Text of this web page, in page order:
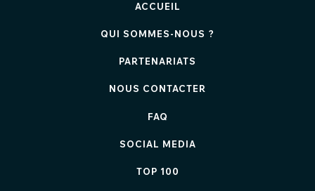
ACCUEIL
QUI SOMMES-NOUS ?
PARTENARIATS
NOUS CONTACTER
FAQ
SOCIAL MEDIA
TOP 100